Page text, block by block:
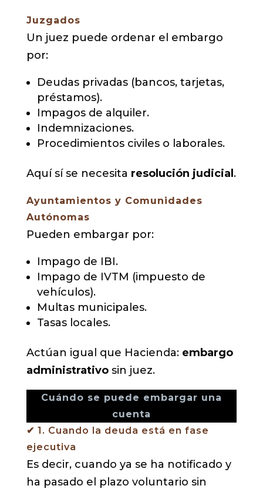
Juzgados
Un juez puede ordenar el embargo
por:
Deudas privadas (bancos, tarjetas,
préstamos).
Impagos de alquiler.
Indemnizaciones.
Procedimientos civiles o laborales.
Aquí sí se necesita resolución judicial .
Ayuntamientos y Comunidades
Autónomas
Pueden embargar por:
Impago de IBI.
Impago de IVTM (impuesto de
vehículos).
Multas municipales.
Tasas locales.
Actúan igual que Hacienda: embargo
administrativosin juez.
Cuándo se puede embargar una
cuenta
✔ 1. Cuando la deuda está en fase
ejecutiva
Es decir, cuando ya se ha notificado y
ha pasado el plazo voluntario sin